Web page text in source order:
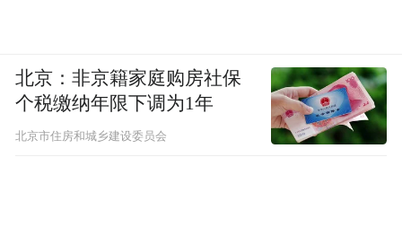
北京：非京籍家庭购房社保
个税缴纳年限下调为1年
北京市住房和城乡建设委员会